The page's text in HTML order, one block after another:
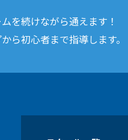
を続けながら通えます！
ら初心者まで指導します。